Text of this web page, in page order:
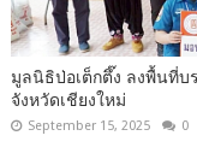
มูลนิธิป่อเต็กตึ๊ง ลงพื้นที่บ
จังหวัดเชียงใหม่
September 15, 2025 0